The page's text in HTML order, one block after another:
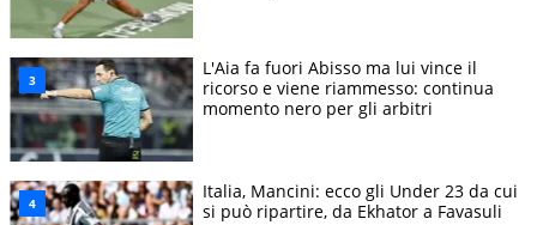
L'Aia fa fuori Abisso ma lui vince il
ricorso e viene riammesso: continua
momento nero per gli arbitri
Italia, Mancini: ecco gli Under 23 da cui
si può ripartire, da Ekhator a Favasuli